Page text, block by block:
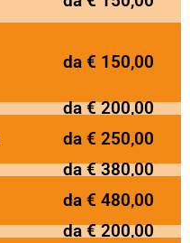
da € 150,00
da € 200,00
da € 250,00
da € 380,00
da € 480,00
da € 200,00